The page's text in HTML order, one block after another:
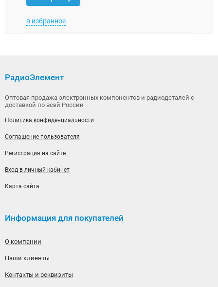
в избранное
РадиоЭлемент
Оптовая продажа электронных компонентов и радиодеталей с
доставкой по всей России
Политика конфиденциальности
Соглашение пользователя
Регистрация на сайте
Вход в личный кабинет
Карта сайта
Информация для покупателей
О компании
Наши клиенты
Контакты и реквизиты